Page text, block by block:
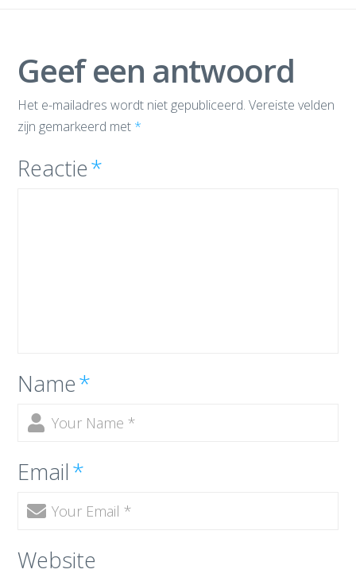
Geef een antwoord
Het e-mailadres wordt niet gepubliceerd. Vereiste velden
zijn gemarkeerd met *
Reactie*
Name*
Email*
Website